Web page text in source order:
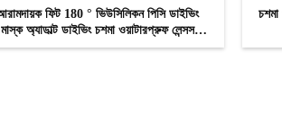
ফিট 180 ° ভিউসিলিকন পিসি ডাইভিং
মাস্ক অ্যাডাল্ট ডাইভিং চশমা ওয়াটারপ্রুফ লেন্সস
ডাইভিং গোগলস বন্ধনী সহ
চশমা